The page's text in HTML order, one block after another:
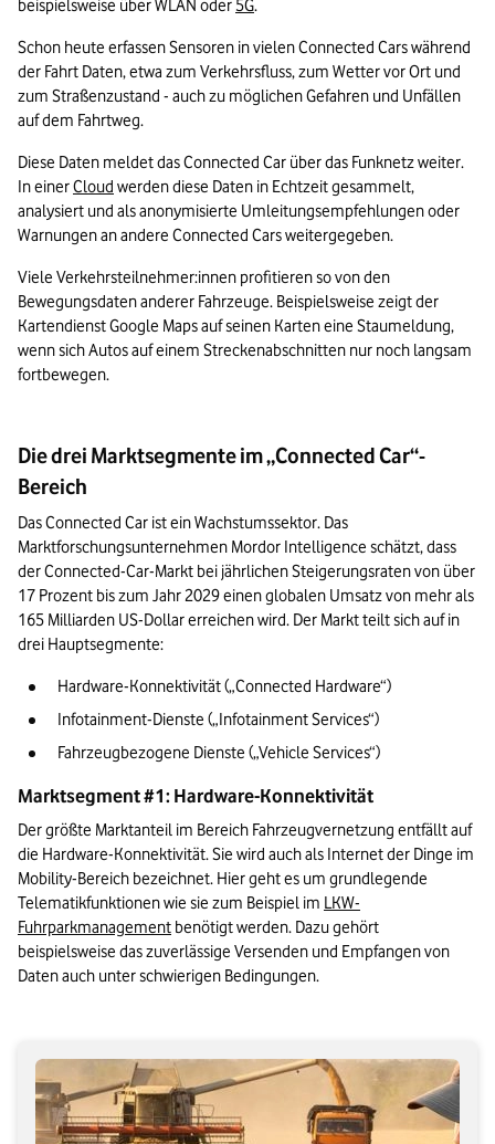
beispielsweise über WLAN oder 5G.
Schon heute erfassen Sensoren in vielen Connected Cars während
der Fahrt Daten, etwa zum Verkehrsfluss, zum Wetter vor Ort und
zum Straßenzustand - auch zu möglichen Gefahren und Unfällen
auf dem Fahrtweg.
Diese Daten meldet das Connected Car über das Funknetz weiter.
In einer Cloud werden diese Daten in Echtzeit gesammelt,
analysiert und als anonymisierte Umleitungsempfehlungen oder
Warnungen an andere Connected Cars weitergegeben.
Viele Verkehrsteilnehmer:innen profitieren so von den
Bewegungsdaten anderer Fahrzeuge. Beispielsweise zeigt der
Kartendienst Google Maps auf seinen Karten eine Staumeldung,
wenn sich Autos auf einem Streckenabschnitten nur noch langsam
fortbewegen.
Die drei Marktsegmente im „Connected Car“-
Bereich
Das Connected Car ist ein Wachstumssektor. Das
Marktforschungsunternehmen Mordor Intelligence schätzt, dass
der Connected-Car-Markt bei jährlichen Steigerungsraten von über
17 Prozent bis zum Jahr 2029 einen globalen Umsatz von mehr als
165 Milliarden US-Dollar erreichen wird. Der Markt teilt sich auf in
drei Hauptsegmente:
Hardware-Konnektivität („Connected Hardware“)
Infotainment-Dienste („Infotainment Services“)
Fahrzeugbezogene Dienste („Vehicle Services“)
Marktsegment #1: Hardware-Konnektivität
Der größte Marktanteil im Bereich Fahrzeugvernetzung entfällt auf
die Hardware-Konnektivität. Sie wird auch als Internet der Dinge im
Mobility-Bereich bezeichnet. Hier geht es um grundlegende
Telematikfunktionen wie sie zum Beispiel im LKW-
Fuhrparkmanagement benötigt werden. Dazu gehört
beispielsweise das zuverlässige Versenden und Empfangen von
Daten auch unter schwierigen Bedingungen.